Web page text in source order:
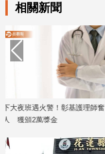
星
生
活
內
設
相關新聞
奮勇救
宜蘭金紙行深
海 1婦人不治